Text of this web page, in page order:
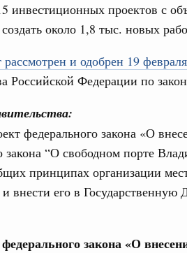
инвестиционных проектов с
около 1,8 тыс. новых
рассмотрен и одобрен 19
Российской Федерации по
федерального закона «О
закона “О свободном порте
принципах организации
внести его в Государственную
закона «О
№17)
мая, четверг
№16)
бюджетные ассигнования.
6 мая, среда
№15)
бюджетные ассигнования.